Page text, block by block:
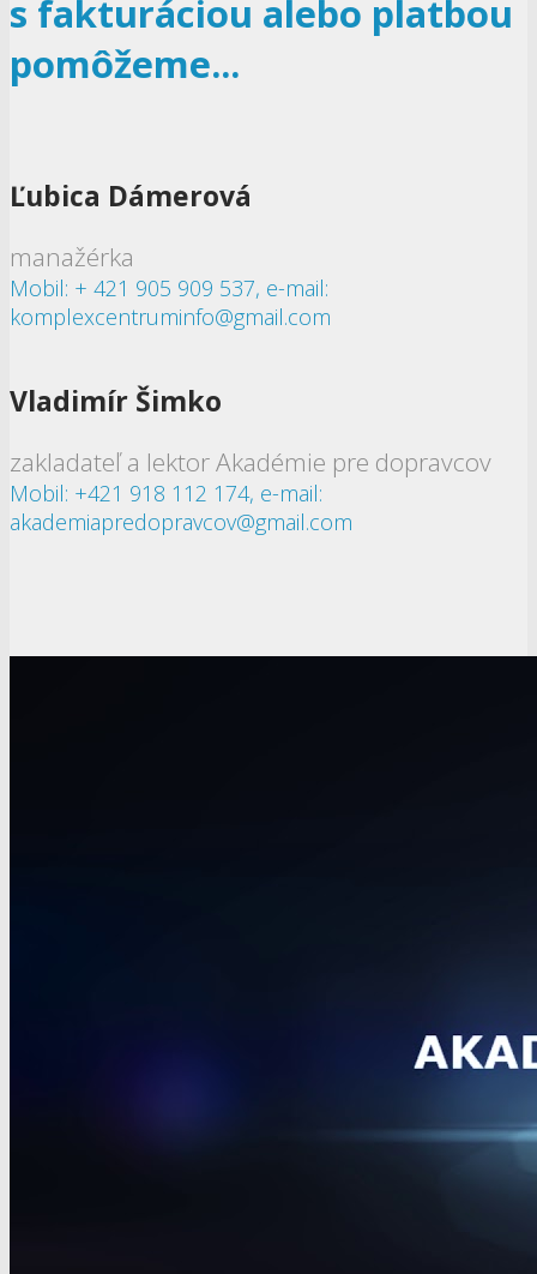
s fakturáciou alebo platbou
pomôžeme...
Ľubica Dámerová
manažérka
Mobil: + 421 905 909 537, e-mail:
komplexcentruminfo@gmail.com
Vladimír Šimko
zakladateľ a lektor Akadémie pre dopravcov
Mobil: +421 918 112 174, e-mail:
akademiapredopravcov@gmail.com